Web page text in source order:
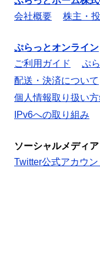
会社概要
株主・
ぷらっとオンライン
ご利用ガイド
ぷ
配送・決済について
個人情報取り扱い
IPv6への取り組み
ソーシャルメディア
Twitter公式アカウン